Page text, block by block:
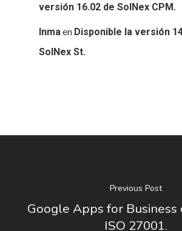
versión 16.02 de SolNex CPM.
Inmaen Disponible la versión
SolNex St.
Previous Post
Google Apps for Business
ISO 27001.